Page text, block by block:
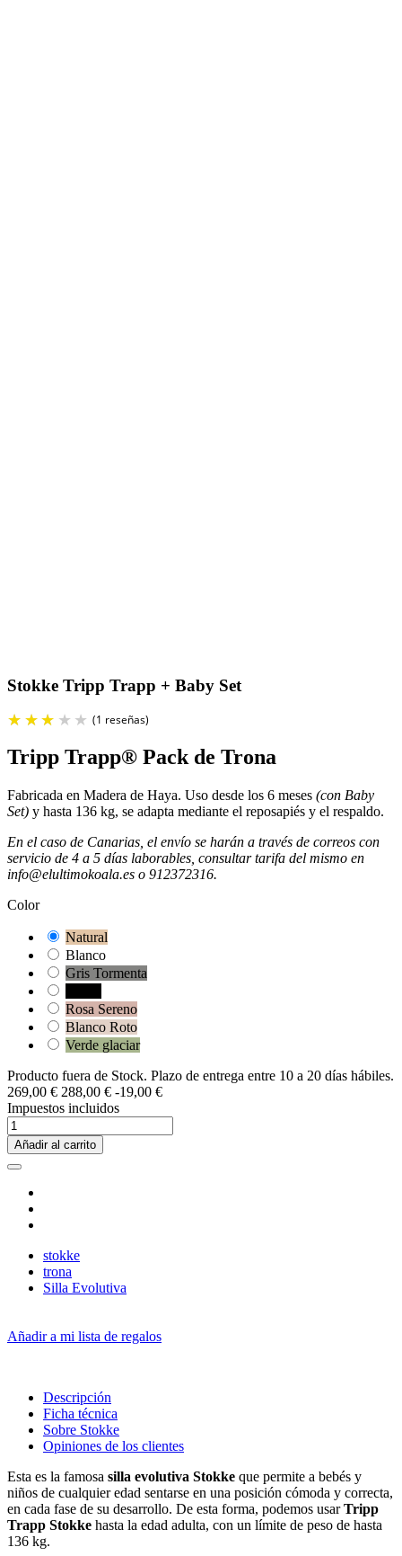
Stokke Tripp Trapp + Baby Set
Tripp Trapp® Pack de Trona
Fabricada en Madera de Haya. Uso desde los 6 meses (con Baby
Set) y hasta 136 kg, se adapta mediante el reposapiés y el respaldo.
En el caso de Canarias, el envío se harán a través de correos con
servicio de 4 a 5 días laborables, consultar tarifa del mismo en
info@elultimokoala.es o 912372316.
Color
Natural
Blanco
Gris Tormenta
Rosa Sereno
Blanco Roto
Verde glaciar
Producto fuera de Stock. Plazo de entrega entre 10 a 20 días hábiles.
269,00 € 288,00 € -19,00 €
Impuestos incluidos
Añadir al carrito
stokke
trona
Silla Evolutiva
Añadir a mi lista de regalos
Descripción
Ficha técnica
Sobre Stokke
Opiniones de los clientes
Esta es la famosa silla evolutiva Stokke que permite a bebés y
niños de cualquier edad sentarse en una posición cómoda y correcta,
en cada fase de su desarrollo. De esta forma, podemos usarTripp
Trapp Stokke hasta la edad adulta, con un límite de peso de hasta
136 kg.